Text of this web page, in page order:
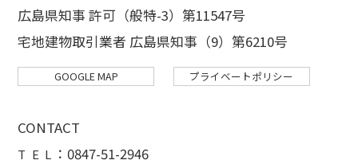
広島県知事 許可（般特-3）第11547号
宅地建物取引業者 広島県知事（9）第6210号
GOOGLE MAP プライベートポリシー
CONTACT
T E L ： 0847-51-2946